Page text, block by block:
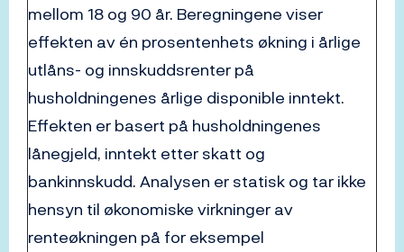
mellom 18 og 90 år. Beregningene viser
effekten av én prosentenhets økning i årlige
utlåns- og innskuddsrenter på
husholdningenes årlige disponible inntekt.
Effekten er basert på husholdningenes
lånegjeld, inntekt etter skatt og
bankinnskudd. Analysen er statisk og tar ikke
hensyn til økonomiske virkninger av
renteøkningen på for eksempel